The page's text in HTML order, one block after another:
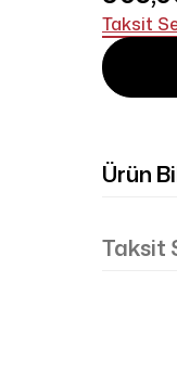
Taksit
Ürün
Taksit